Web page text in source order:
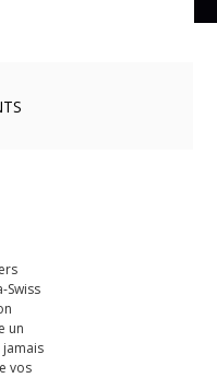
Swiss
un
vos